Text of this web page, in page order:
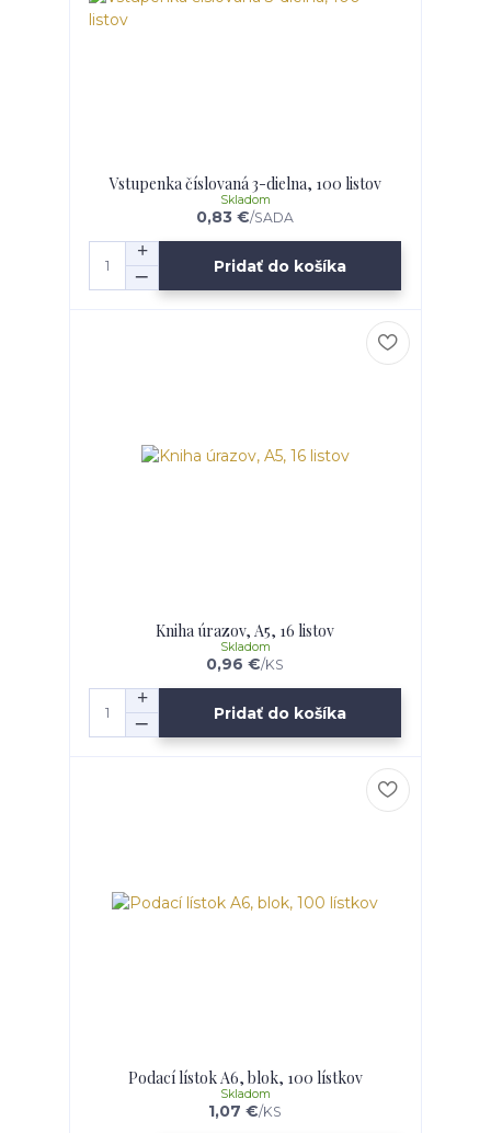
Vstupenka číslovaná 3-dielna, 100 listov
0,83 €/SADA
Skladom
Pridať do košíka
Kniha úrazov, A5, 16 listov
0,96 €/KS
Skladom
Pridať do košíka
Podací lístok A6, blok, 100 lístkov
1,07 €/KS
Skladom